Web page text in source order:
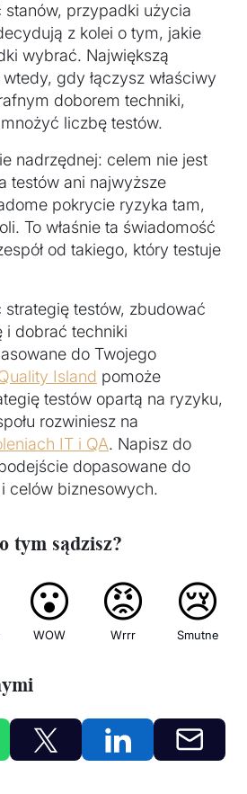
stanów, przypadki użycia
z kolei o tym, jakie
wybrać. Największą
gdy łączysz właściwy
doborem techniki,
liczbę testów.
nadrzędnej: celem nie jest
testów ani najwyższe
pokrycie ryzyka tam,
To właśnie ta świadomość
od takiego, który testuje
strategię testów, zbudować
i dobrać techniki
do Twojego
Island pomoże
testów opartą na ryzyku,
rozwiniesz na
IT i QA. Napisz do
dopasowane do
celów biznesowych.
tym sądzisz?
😮
WOW
😡
Wrrr
😢
Smutne